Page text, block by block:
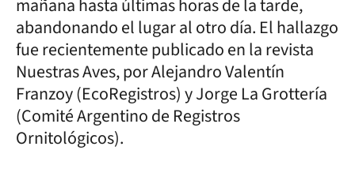
mañana hasta últimas horas de la tarde,
abandonando el lugar al otro día. El hallazgo
fue recientemente publicado en la revista
Nuestras Aves, por Alejandro Valentín
Franzoy (EcoRegistros) y Jorge La Grottería
(Comité Argentino de Registros
Ornitológicos).